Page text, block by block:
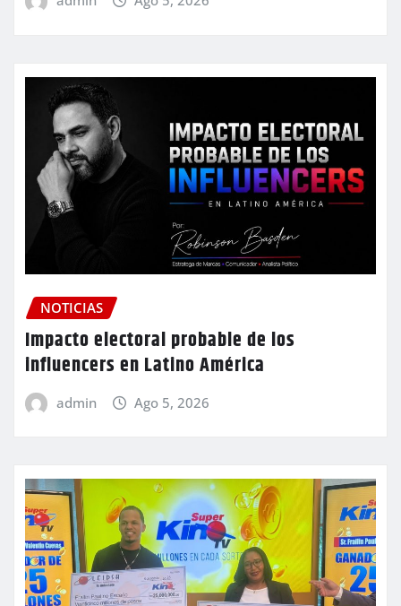
NOTICIAS
Impacto electoral probable de los
influencers en Latino América
admin Ago 5, 2026